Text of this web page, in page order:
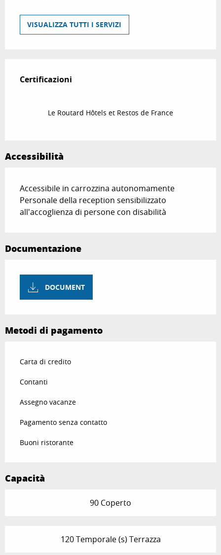
VISUALIZZA TUTTI I SERVIZI
Certificazioni
Certificazioni
Le Routard Hôtels et Restos de France
Accessibilità
Accessibile in carrozzina autonomamente
Personale della reception sensibilizzato
all'accoglienza di persone con disabilità
Documentazione
DOCUMENT
Metodi di pagamento
Carta di credito
Contanti
Assegno vacanze
Pagamento senza contatto
Buoni ristorante
Capacità
90 Coperto
120 Temporale (s) Terrazza